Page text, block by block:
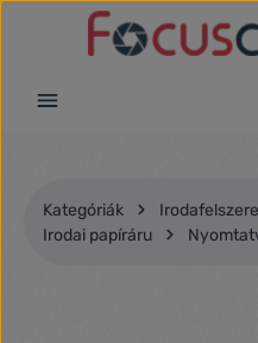
Ugrás a fő tartalomra
Kategóriák
Irodai papíráru